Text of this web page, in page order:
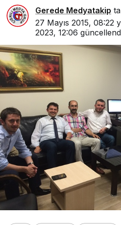
Gerede Medyatakip
27 Mayıs 2015, 08:22
2023, 12:06